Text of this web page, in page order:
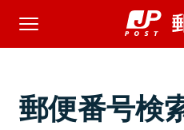
郵便番号検